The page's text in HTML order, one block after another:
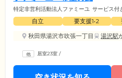
特定非営利活動法人ファミーユ サービス付
自立 要支援1•2
秋田県湯沢市吹張一丁目
湯沢駅
居室23室 /